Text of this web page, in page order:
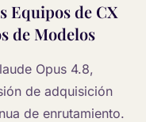
Equipos de CX
de Modelos
Opus 4.8,
de adquisición
de enrutamiento.